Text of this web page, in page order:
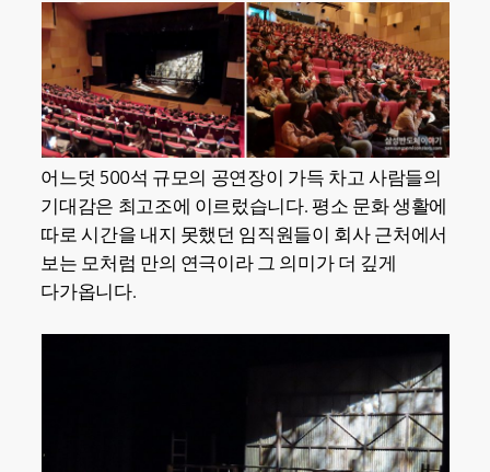
어느덧 500석 규모의 공연장이 가득 차고 사람들의
기대감은 최고조에 이르렀습니다. 평소 문화 생활에
따로 시간을 내지 못했던 임직원들이 회사 근처에서
보는 모처럼 만의 연극이라 그 의미가 더 깊게
다가옵니다.